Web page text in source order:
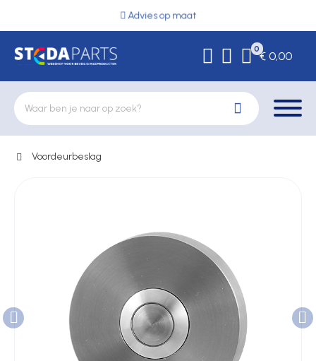
Advies op maat
0
€ 0,00
Deurbeslag
Hekwerkonderdelen
Kluizen
Voordeurbeslag